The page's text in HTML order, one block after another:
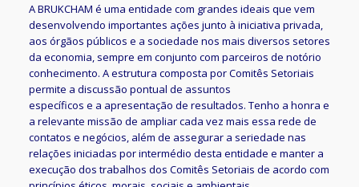
A BRUKCHAM é uma entidade com grandes ideais que vem
desenvolvendo importantes ações junto à iniciativa privada,
aos órgãos públicos e a sociedade nos mais diversos setores
da economia, sempre em conjunto com parceiros de notório
conhecimento. A estrutura composta por Comitês Setoriais
permite a discussão pontual de assuntos
específicos e a apresentação de resultados. Tenho a honra e
a relevante missão de ampliar cada vez mais essa rede de
contatos e negócios, além de assegurar a seriedade nas
relações iniciadas por intermédio desta entidade e manter a
execução dos trabalhos dos Comitês Setoriais de acordo com